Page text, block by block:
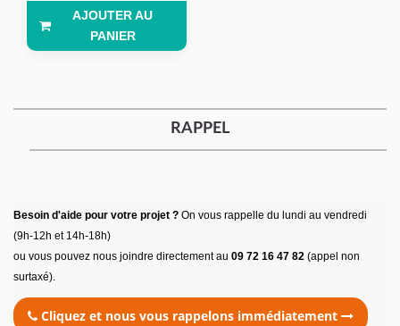
AJOUTER AU
PANIER
RAPPEL
Besoin d'aide pour votre projet ? On vous rappelle du lundi au vendredi
(9h-12h et 14h-18h)
ou vous pouvez nous joindre directement au 09 72 16 47 82 (appel non
surtaxé).
Cliquez et nous vous rappelons immédiatement